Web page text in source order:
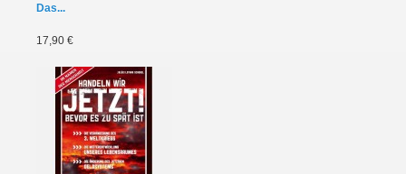
Das...
17,90 €